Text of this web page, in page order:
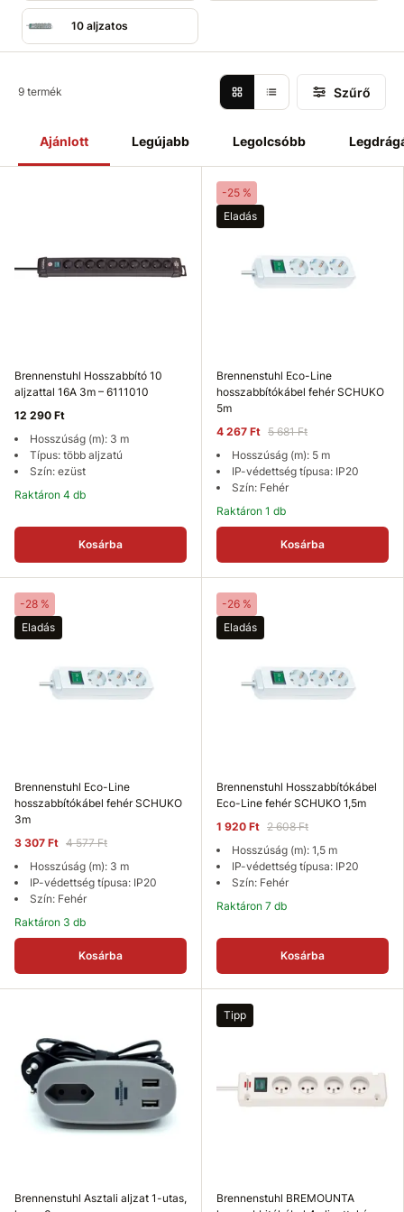
10 aljzatos
Ajánlott Legújabb Legolcsóbb
9 termék Szűrő
Brennenstuhl Hosszabbító 10
aljzattal 16A 3m – 6111010
12 290 Ft
Hosszúság (m): 3 m
Típus: több aljzatú
Szín: ezüst
Raktáron 4 db
Kosárba
-25 %
Eladás
Brennenstuhl Eco-Line
hosszabbítókábel fehér SCHUKO
5m
4 267 Ft 5 681 Ft
Hosszúság (m): 5 m
IP-védettség típusa: IP20
Szín: Fehér
Raktáron 1 db
Kosárba
-28 %
Eladás
Brennenstuhl Eco-Line
hosszabbítókábel fehér SCHUKO
3m
3 307 Ft 4 577 Ft
Hosszúság (m): 3 m
IP-védettség típusa: IP20
Szín: Fehér
Raktáron 3 db
Kosárba
-26 %
Eladás
Brennenstuhl Hosszabbítókábel
Eco-Line fehér SCHUKO 1,5m
1 920 Ft 2 608 Ft
Hosszúság (m): 1,5 m
IP-védettség típusa: IP20
Szín: Fehér
Raktáron 7 db
Kosárba
Brennenstuhl Asztali aljzat 1-utas,
Tipp
Brennenstuhl BREMOUNTA